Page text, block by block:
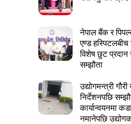
नेपाल बैंक र
एण्ड
विशेष छुट प्रदान
सम्झौता
उद्योगमन्त्री
निर्देशनपछि
कार्यान्वयनमा
नमानेपछि